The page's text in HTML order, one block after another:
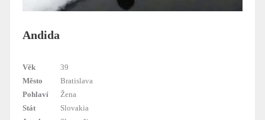
Andida
Věk
39
Město
Bratislava
Pohlaví
Žena
Stát
Slovakia